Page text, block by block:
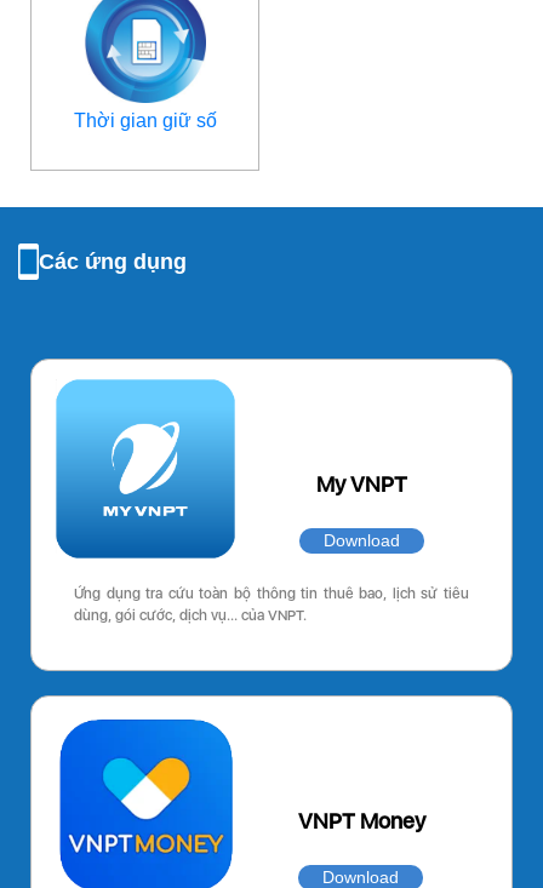
Thời gian giữ số
Các ứng dụng
My VNPT
Download
Ứng dụng tra cứu toàn bộ thông tin thuê bao, lịch sử tiêu
dùng, gói cước, dịch vụ… của VNPT.
VNPT Money
Download